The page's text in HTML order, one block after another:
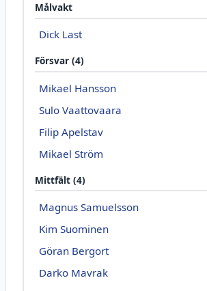
Målvakt
Dick Last
Försvar (4)
Mikael Hansson
Sulo Vaattovaara
Filip Apelstav
Mikael Ström
Mittfält (4)
Magnus Samuelsson
Kim Suominen
Göran Bergort
Darko Mavrak